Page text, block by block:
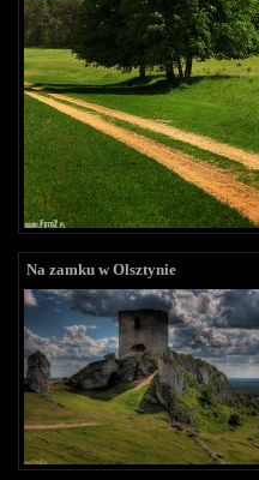
Na zamku w Olsztynie